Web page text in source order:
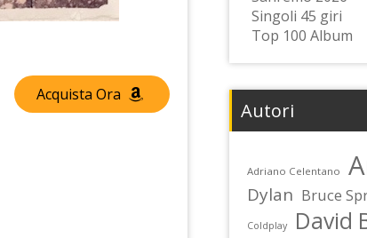
Acquista Ora
Singoli 45 giri
Top 100 Album
Autori
Adriano Celentano
Dylan Bruce
Coldplay David